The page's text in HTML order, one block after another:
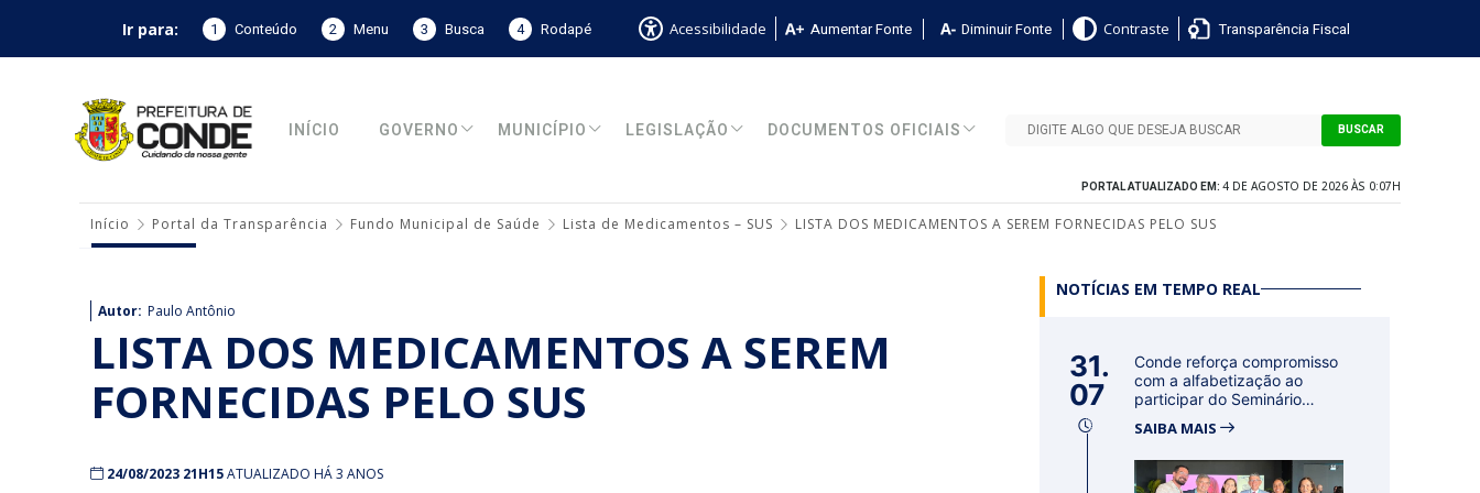
Ir para: 1 Conteúdo 2 Menu 3 Busca 4 Rodapé Acessibilidade Aumentar Fonte Diminuir Fonte Contraste Transparência Fiscal
INÍCIO GOVERNO MUNICÍPIO LEGISLAÇÃO DOCUMENTOS OFICIAIS BUSCAR
PORTAL ATUALIZADO EM: 4 DE AGOSTO DE 2026 ÀS 0:07H
Início Portal da Transparência Fundo Municipal de Saúde Lista de Medicamentos – SUS LISTA DOS MEDICAMENTOS A SEREM FORNECIDAS PELO SUS
Autor: Paulo Antônio
LISTA DOS MEDICAMENTOS A SEREM
FORNECIDAS PELO SUS
24/08/2023 21H15ATUALIZADO HÁ 3 ANOS
NOTÍCIAS EM TEMPO REAL
31.
07
Conde reforça compromisso
com a alfabetização ao
participar do Seminário
SAIBA MAIS